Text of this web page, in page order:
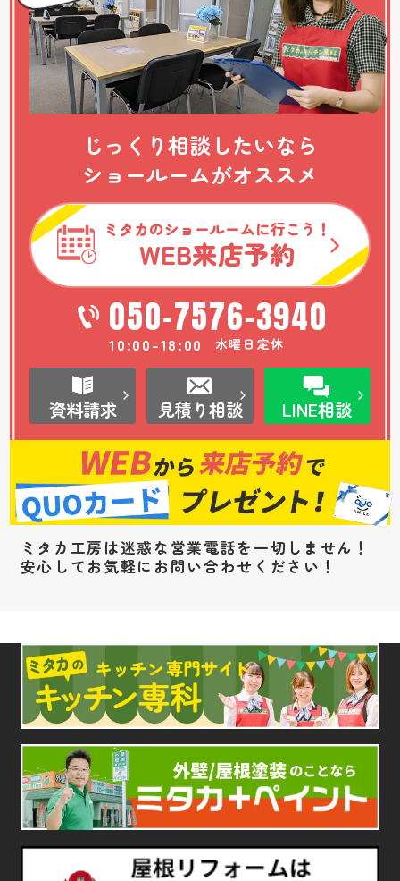
じっくり相談したいなら
ショールームがオススメ
ミタカのショールームに行こう！
WEB来店予約
050-7576-3940
10:00-18:00 水曜日定休
資料請求 見積り相談 LINE相談
ミタカ工房は迷惑な営業電話を一切しません！
安心してお気軽にお問い合わせください！